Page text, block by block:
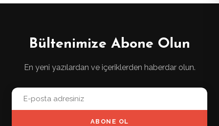
Bültenimize Abone Olun
En yeni yazılardan ve içeriklerden haberdar olun.
ABONE OL